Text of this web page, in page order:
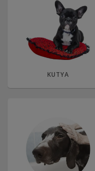
KUTYA